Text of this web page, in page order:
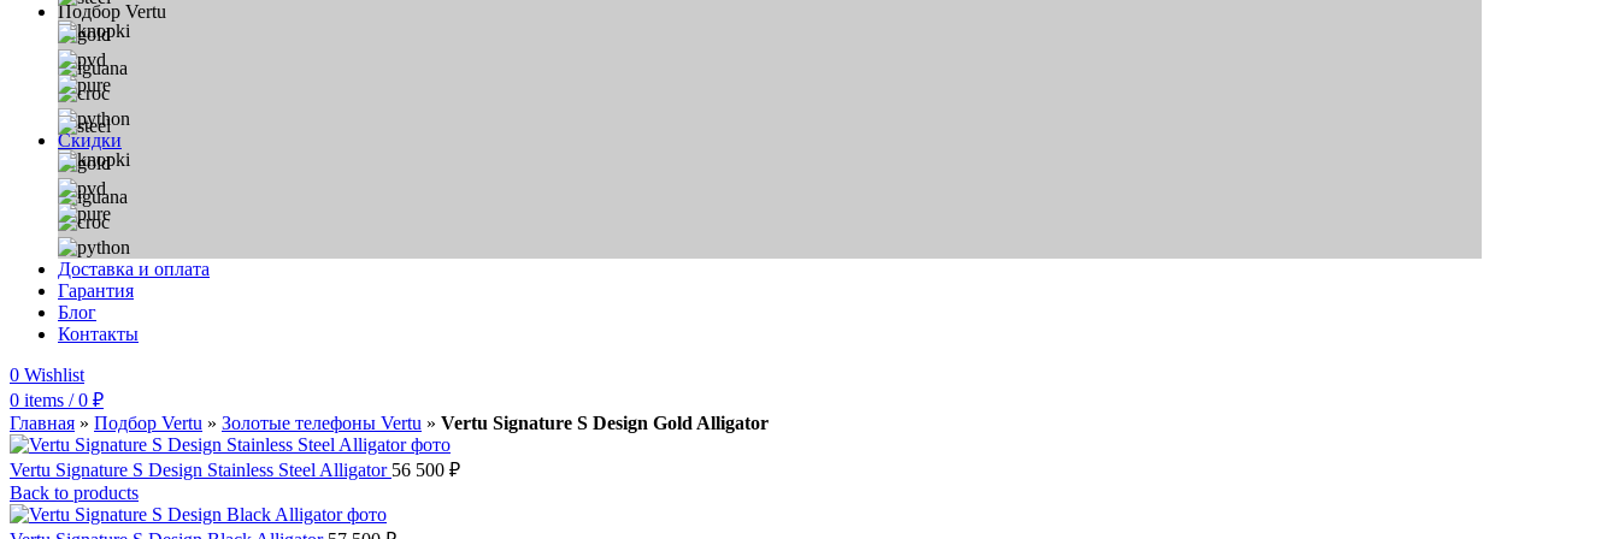
Подбор Vertu
Скидки
Доставка и оплата
Гарантия
Блог
Контакты
0 Wishlist
0 items / 0 ₽
Главная » Подбор Vertu » Золотые телефоны Vertu » Vertu Signature S Design Gold Alligator
Vertu Signature S Design Stainless Steel Alligator 56 500 ₽
Back to products